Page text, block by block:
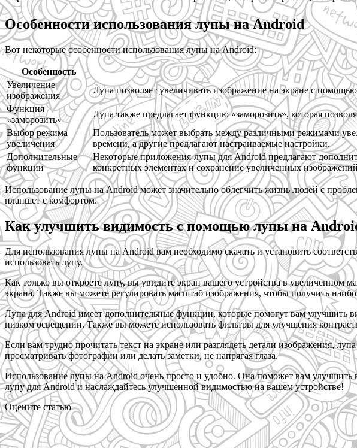
Особенности использования лупы на Android
Вот некоторые особенности использования лупы на Android:
Особенность
Увеличение
изображения
Лупа позволяет увеличивать изображение на экране с
Функция
«заморозить»
Лупа также предлагает функцию «заморозить», которая
Выбор режима
увеличения
Пользователь может выбрать между различными режимами
времени, а другие предлагают настраиваемые настройки.
Дополнительные
функции
Некоторые приложения-лупы для Android предлагают
конкретных элементах и сохранение увеличенных
Использование лупы на Android может значительно облегчить жизнь людей с
планшет с комфортом.
Как улучшить видимость с помощью лупы на
Для использования лупы на Android вам необходимо скачать и установить
использовать лупу.
Как только вы откроете лупу, вы увидите экран вашего устройства в увеличенном
экрана. Также вы можете регулировать масштаб изображения, чтобы получить
Лупа для Android имеет дополнительные функции, которые помогут вам улучшить
низком освещении. Также вы можете использовать фильтры для улучшения
Если вам трудно прочитать текст на экране или разглядеть детали изображения,
просматривать фотографии или делать заметки, не напрягая глаза.
Использование лупы на Android очень просто и удобно. Она поможет вам улучшить
лупу для Android и наслаждайтесь улучшенной видимостью на вашем устройстве!
Оцените статью